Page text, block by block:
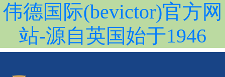
伟德国际(bevictor)官方网
站-源自英国始于1946